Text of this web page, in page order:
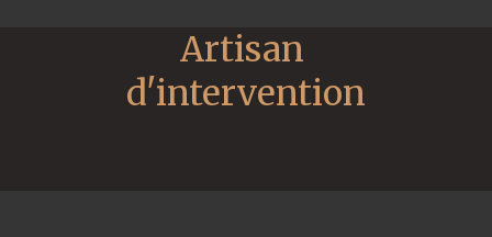
Artisan
d'intervention